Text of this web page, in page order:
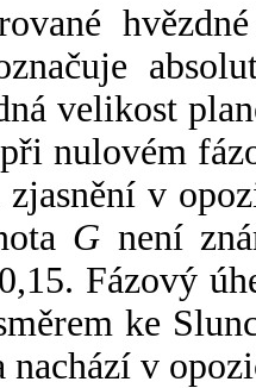
velikost
nulovém
v
G není
Fázový
ke
nachází v